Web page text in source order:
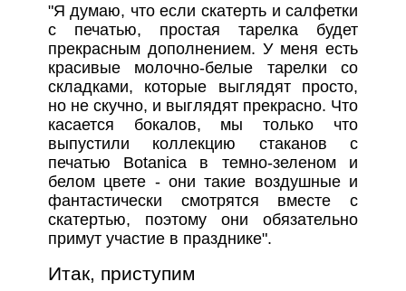
"Я думаю, что если скатерть и салфетки
с печатью, простая тарелка будет
прекрасным дополнением. У меня есть
красивые молочно-белые тарелки со
складками, которые выглядят просто,
но не скучно, и выглядят прекрасно. Что
касается бокалов, мы только что
выпустили коллекцию стаканов с
печатью Botanica в темно-зеленом и
белом цвете - они такие воздушные и
фантастически смотрятся вместе с
скатертью, поэтому они обязательно
примут участие в празднике".
Итак, приступим